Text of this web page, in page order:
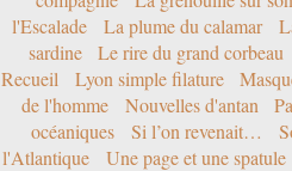
l'Escalade
La plume du calamar
sardine
Le rire du grand corbeau
Recueil
Lyon simple filature
de l'homme
Nouvelles d'antan
océaniques
Si l’on revenait…
l'Atlantique
Une page et une spatule